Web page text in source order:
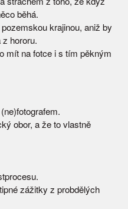
běhá.
krajinou, aniž by
hororu.
mít na fotce i s tím pěkným
obor, a že to vlastně
zážitky z probdělých